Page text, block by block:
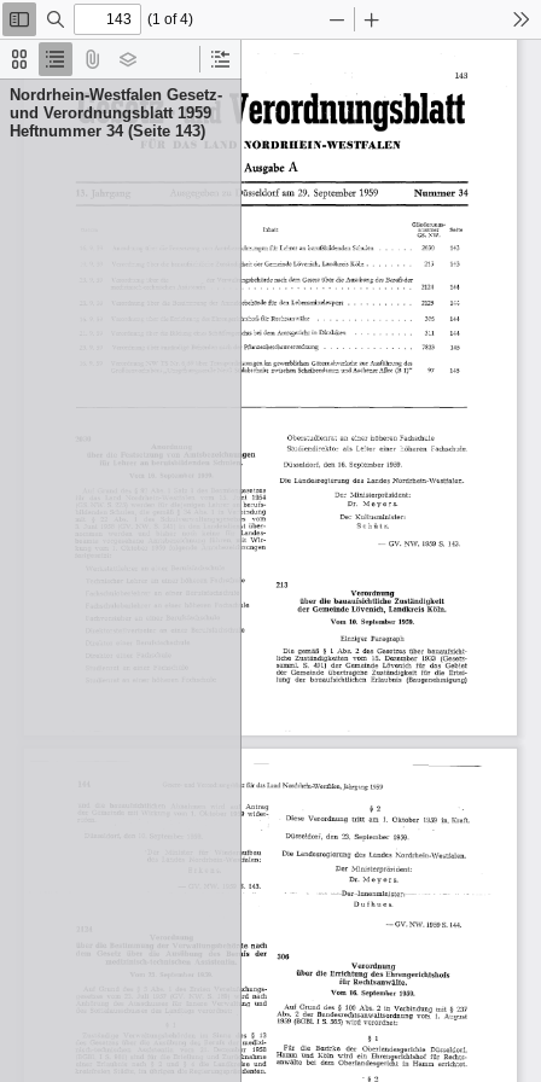
Thumbnails
Document
Outline
Attachments
Layers
Current
Item
Nordrhein-Westfalen Gesetz-
und Verordnungsblatt 1959
Heftnummer 34 (Seite 143)
Toggle
Sidebar
Find
(1 of 4)
Zoom